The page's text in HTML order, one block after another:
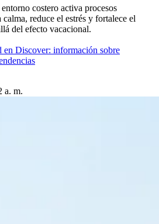
costero activa procesos
reduce el estrés y fortalece el
del efecto vacacional.
en Discover: información sobre
a. m.